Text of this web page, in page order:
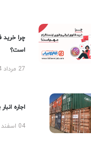
چرا خرید
است؟
27 مرداد 1404
اجاره
04 اسفند 1404